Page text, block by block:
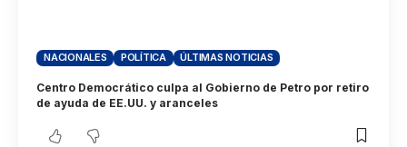
NACIONALES POLÍTICA ÚLTIMAS NOTICIAS
Centro Democrático culpa al Gobierno de Petro por retiro
de ayuda de EE.UU. y aranceles